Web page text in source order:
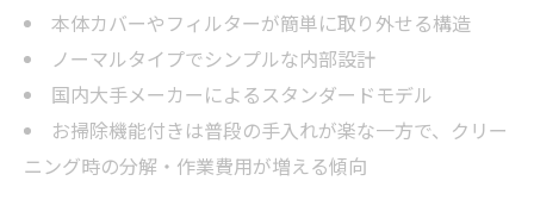
本体カバーやフィルターが簡単に取り外せる構造
ノーマルタイプでシンプルな内部設計
国内大手メーカーによるスタンダードモデル
お掃除機能付きは普段の手入れが楽な一方で、クリー
ニング時の分解・作業費用が増える傾向